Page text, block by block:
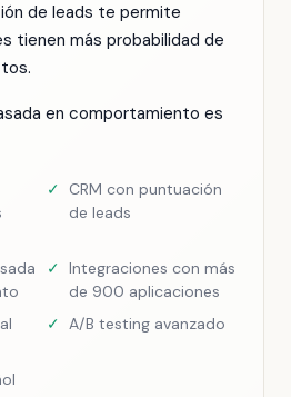
de leads te permite
tienen más probabilidad de
en comportamiento es
✓
CRM con puntuación
de leads
✓ Integraciones con más
de 900 aplicaciones
✓ A/B testing avanzado